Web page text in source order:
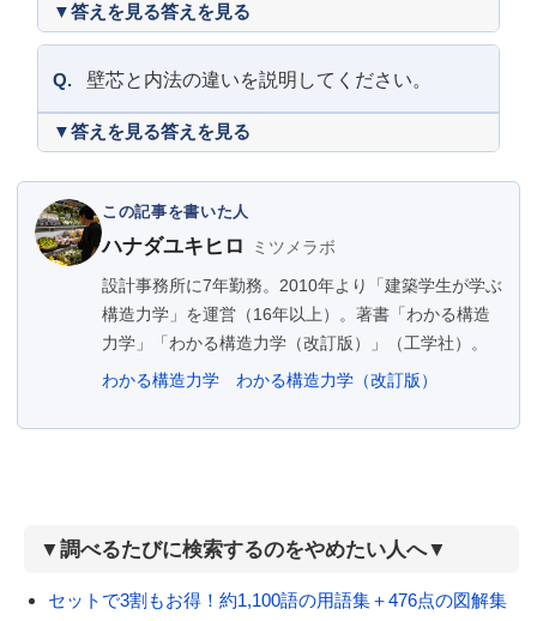
答えを見る
Q. 壁芯と内法の違いを説明してください。
答えを見る
この記事を書いた人
ハナダユキヒロ
ミツメラボ
設計事務所に7年勤務。2010年より「建築学生が学ぶ
構造力学」を運営（16年以上）。著書「わかる構造
力学」「わかる構造力学（改訂版）」（工学社）。
わかる構造力学
わかる構造力学（改訂版）
▼調べるたびに検索するのをやめたい人へ▼
セットで3割もお得！約1,100語の用語集＋476点の図解集